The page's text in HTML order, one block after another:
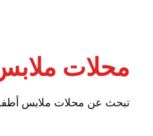
محلات
تبحث عن محلات ملابس